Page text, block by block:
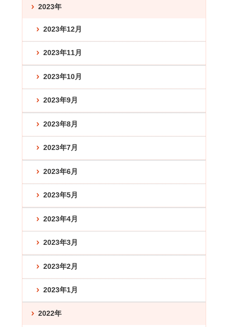
2023年
2023年12月
2023年11月
2023年10月
2023年9月
2023年8月
2023年7月
2023年6月
2023年5月
2023年4月
2023年3月
2023年2月
2023年1月
2022年